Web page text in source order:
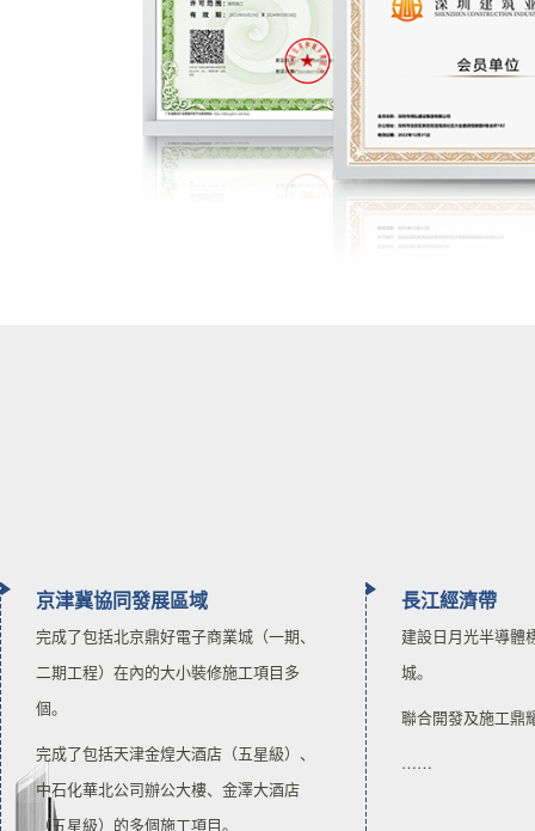
京津冀協同發展區域
完成了包括北京鼎好電子商業城（一期、
二期工程）在內的大小裝修施工項目多
個。
完成了包括天津金煌大酒店（五星級）、
中石化華北公司辦公大樓、金澤大酒店
（五星級）的多個施工項目。
長江經濟帶
建設日月光半導體
城。
聯合開發及施工鼎
……